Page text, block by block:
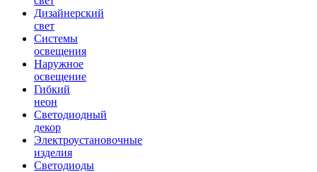
Дизайнерский
свет
Системы
освещения
Наружное
освещение
Гибкий
неон
Светодиодный
декор
Электроустановочные
изделия
Светодиоды